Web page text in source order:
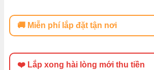
🚚 Miễn phí lắp đặt tận nơi
❤️ Lắp xong hài lòng mới thu tiền